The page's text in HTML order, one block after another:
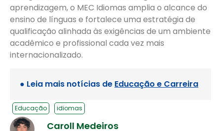
aprendizagem, o MEC Idiomas amplia o alcance do
ensino de línguas e fortalece uma estratégia de
qualificação alinhada às exigências de um ambiente
acadêmico e profissional cada vez mais
internacionalizado.
● Leia mais notícias de Educação e Carreira
Educação idiomas
Caroll Medeiros